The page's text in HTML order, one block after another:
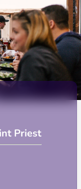
Priest